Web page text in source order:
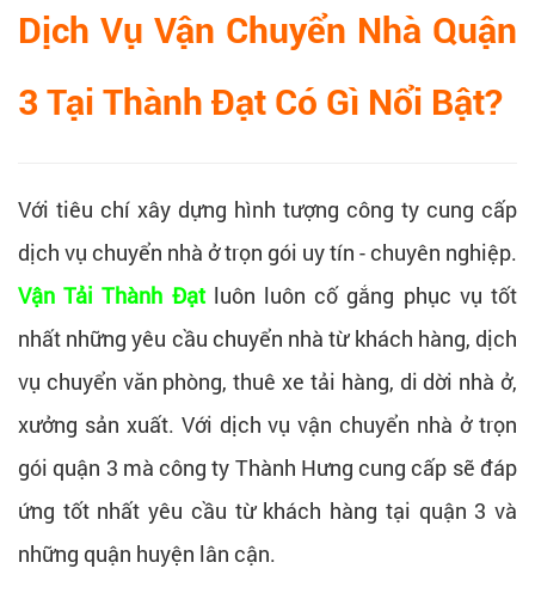
Dịch Vụ Vận Chuyển Nhà Quận
3 Tại Thành Đạt Có Gì Nổi Bật?
Với tiêu chí xây dựng hình tượng công ty cung cấp
dịch vụ chuyển nhà ở trọn gói uy tín - chuyên nghiệp.
Vận Tải Thành Đạtluôn luôn cố gắng phục vụ tốt
nhất những yêu cầu chuyển nhà từ khách hàng, dịch
vụ chuyển văn phòng, thuê xe tải hàng, di dời nhà ở,
xưởng sản xuất. Với dịch vụ vận chuyển nhà ở trọn
gói quận 3 mà công ty Thành Hưng cung cấp sẽ đáp
ứng tốt nhất yêu cầu từ khách hàng tại quận 3 và
những quận huyện lân cận.